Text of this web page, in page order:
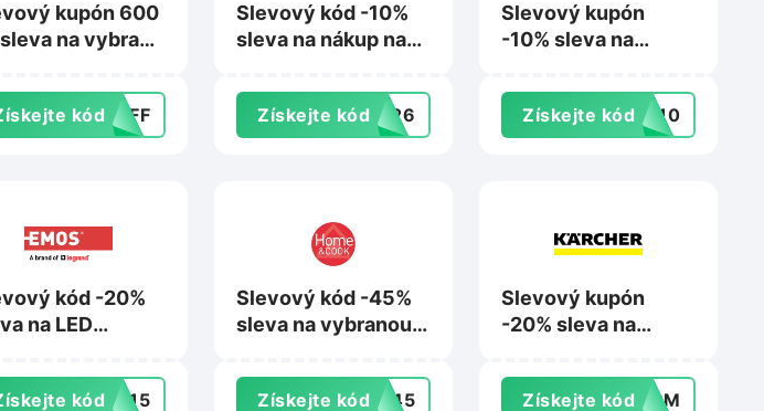
kupón 600
na vybrané
kód0OFF
Slevový kód -10%
sleva na nákup nad
Kvelektro.cz
Získejte kód0A26
Slevový kupón
-10% sleva na
Získejte kódWS10
kód -20%
na LED
kódED15
Slevový kód -45%
sleva na vybranou
na
Homeandcook.cz
Získejte kódAR45
Slevový kupón
-20% sleva na
Získejte kódP4PM